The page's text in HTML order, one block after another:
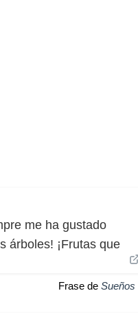
me ha gustado
árboles! ¡Frutas que
Frase de Sueños